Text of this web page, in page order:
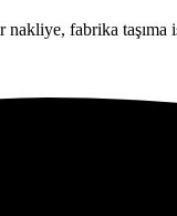
fabrika